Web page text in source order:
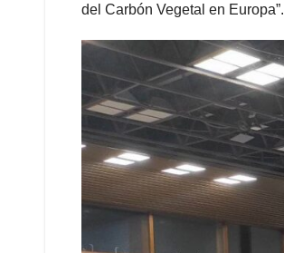
del Carbón Vegetal en Europa”.